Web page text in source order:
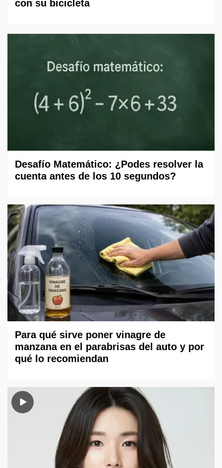
con su bicicleta
Desafío Matemático: ¿Podes resolver la
cuenta antes de los 10 segundos?
Para qué sirve poner vinagre de
manzana en el parabrisas del auto y por
qué lo recomiendan